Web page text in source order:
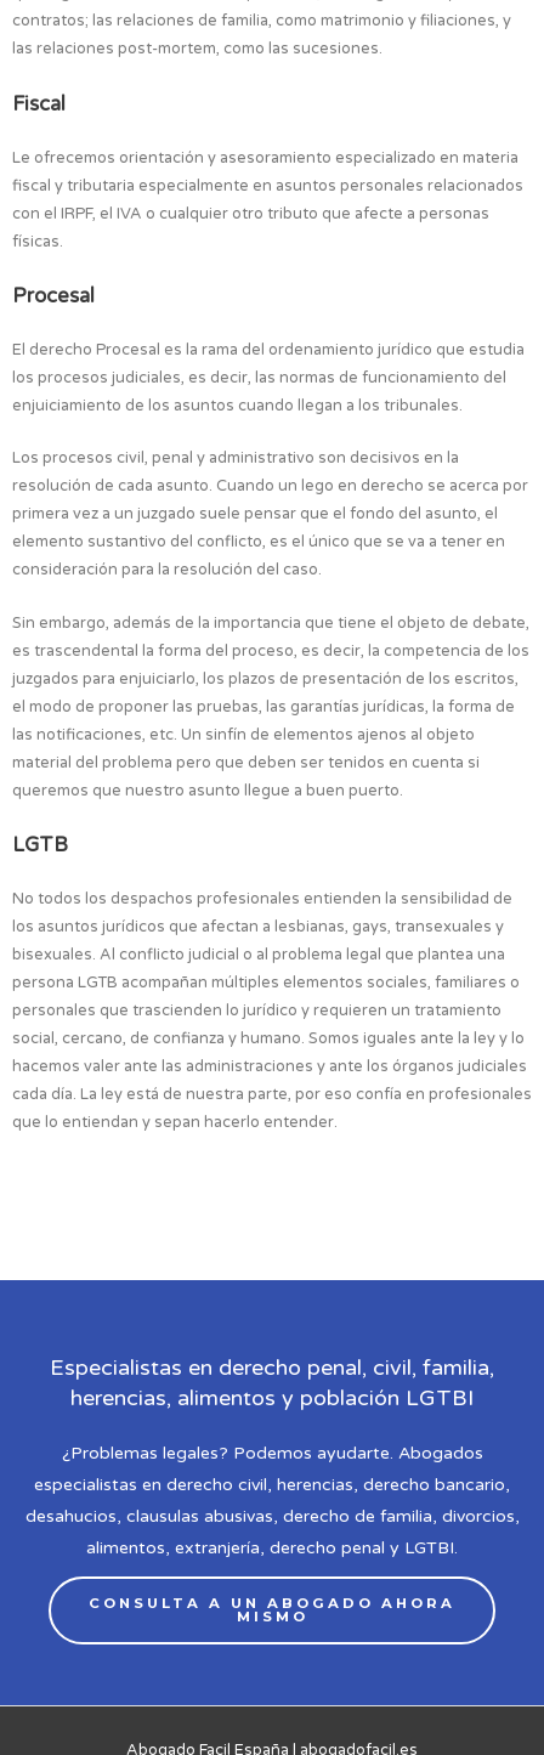
contratos; las relaciones de familia, como matrimonio y filiaciones, y
las relaciones post-mortem, como las sucesiones.
Fiscal
Le ofrecemos orientación y asesoramiento especializado en materia
fiscal y tributaria especialmente en asuntos personales relacionados
con el IRPF, el IVA o cualquier otro tributo que afecte a personas
físicas.
Procesal
El derecho Procesal es la rama del ordenamiento jurídico que estudia
los procesos judiciales, es decir, las normas de funcionamiento del
enjuiciamiento de los asuntos cuando llegan a los tribunales.
Los procesos civil, penal y administrativo son decisivos en la
resolución de cada asunto. Cuando un lego en derecho se acerca por
primera vez a un juzgado suele pensar que el fondo del asunto, el
elemento sustantivo del conflicto, es el único que se va a tener en
consideración para la resolución del caso.
Sin embargo, además de la importancia que tiene el objeto de debate,
es trascendental la forma del proceso, es decir, la competencia de los
juzgados para enjuiciarlo, los plazos de presentación de los escritos,
el modo de proponer las pruebas, las garantías jurídicas, la forma de
las notificaciones, etc. Un sinfín de elementos ajenos al objeto
material del problema pero que deben ser tenidos en cuenta si
queremos que nuestro asunto llegue a buen puerto.
LGTB
No todos los despachos profesionales entienden la sensibilidad de
los asuntos jurídicos que afectan a lesbianas, gays, transexuales y
bisexuales. Al conflicto judicial o al problema legal que plantea una
persona LGTB acompañan múltiples elementos sociales, familiares o
personales que trascienden lo jurídico y requieren un tratamiento
social, cercano, de confianza y humano. Somos iguales ante la ley y lo
hacemos valer ante las administraciones y ante los órganos judiciales
cada día. La ley está de nuestra parte, por eso confía en profesionales
que lo entiendan y sepan hacerlo entender.
Especialistas en derecho penal, civil, familia,
herencias, alimentos y población LGTBI​
¿Problemas legales? Podemos ayudarte. Abogados
especialistas en derecho civil, herencias, derecho bancario,
desahucios, clausulas abusivas, derecho de familia, divorcios,
alimentos, extranjería, derecho penal y LGTBI.
CONSULTA A UN ABOGADO AHORA
MISMO
Abogado Facil España | abogadofacil.es